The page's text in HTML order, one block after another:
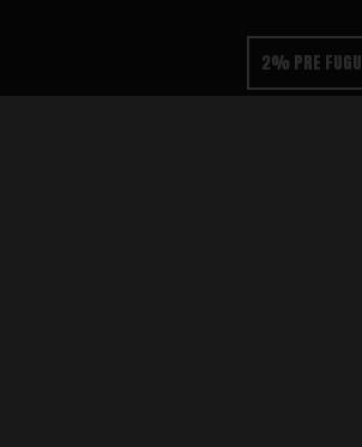
2% PRE FUGU